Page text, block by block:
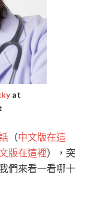
at
（中文版在這
版在這裡），突
們來看一看哪十